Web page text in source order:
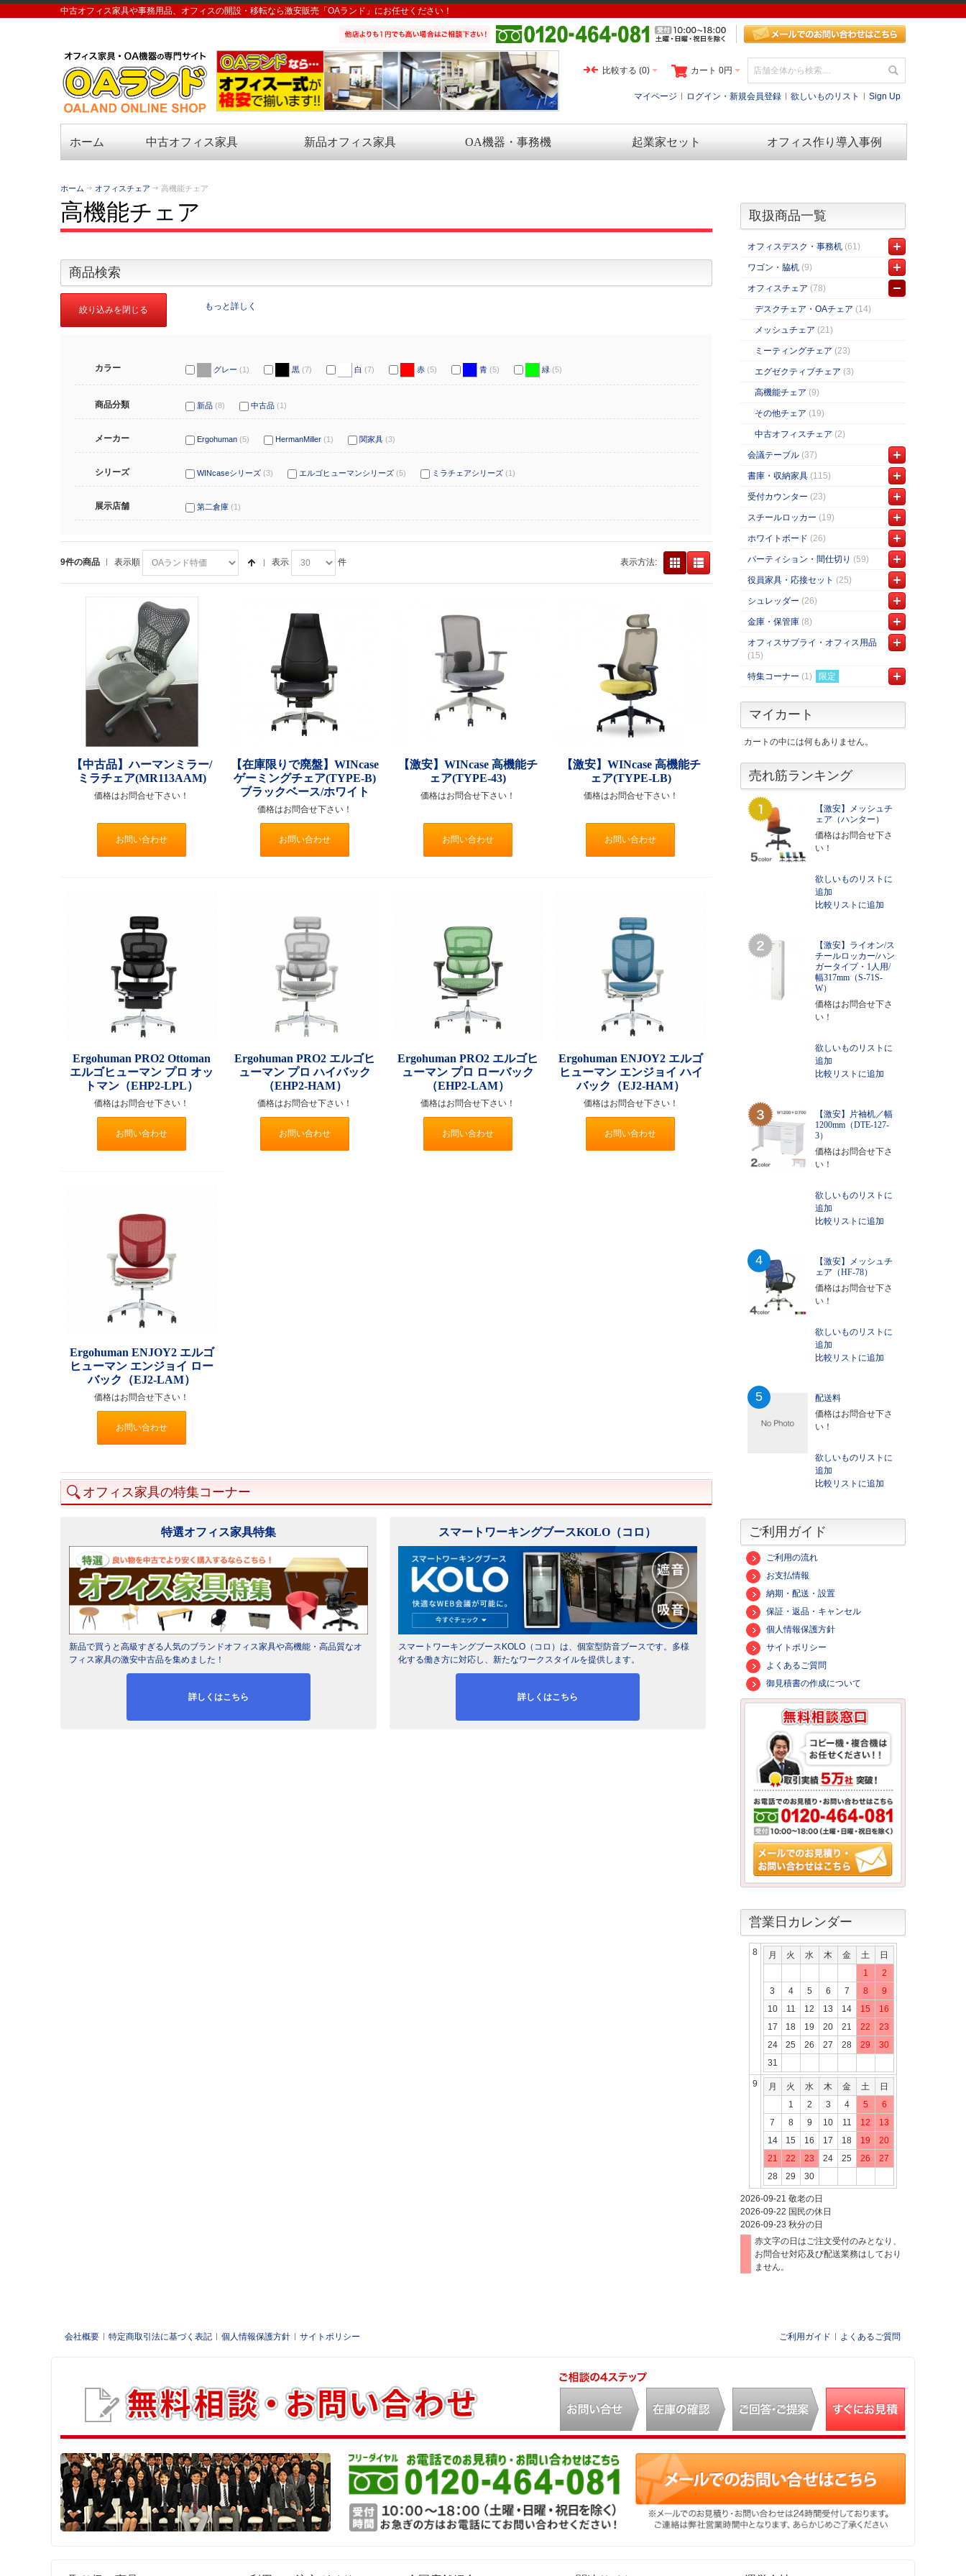
中古オフィス家具や事務用品、オフィスの開設・移転なら激安販売「OAランド」にお任せください！
カート 0円
比較する (0)
マイページ ログイン・新規会員登録 欲しいものリスト Sign Up
ホーム 中古オフィス家具 新品オフィス家具 OA機器・事務機 起業家セット オフィス作り導入事例
ホーム オフィスチェア 高機能チェア
高機能チェア
商品検索
絞り込みを閉じる もっと詳しく
カラー グレー (1) 黒 (7) 白 (7) 赤 (5) 青 (5) 緑 (5)
商品分類 新品 (8) 中古品 (1)
メーカー Ergohuman (5) HermanMiller (1) 関家具 (3)
シリーズ WINcaseシリーズ (3) エルゴヒューマンシリーズ (5) ミラチェアシリーズ (1)
展示店舗 第二倉庫 (1)
9件の商品 表示順 表示 件 表示方法:
【中古品】ハーマンミラー/
ミラチェア(MR113AAM)
価格はお問合せ下さい！
お問い合わせ
【在庫限りで廃盤】WINcase
ゲーミングチェア(TYPE-B)
ブラックベース/ホワイト
価格はお問合せ下さい！
お問い合わせ
【激安】WINcase 高機能チ
ェア(TYPE-43)
価格はお問合せ下さい！
お問い合わせ
【激安】WINcase 高機能チ
ェア(TYPE-LB)
価格はお問合せ下さい！
お問い合わせ
Ergohuman PRO2 Ottoman
エルゴヒューマン プロ オッ
トマン（EHP2-LPL）
価格はお問合せ下さい！
お問い合わせ
Ergohuman PRO2 エルゴヒ
ューマン プロ ハイバック
（EHP2-HAM）
価格はお問合せ下さい！
お問い合わせ
Ergohuman PRO2 エルゴヒ
ューマン プロ ローバック
（EHP2-LAM）
価格はお問合せ下さい！
お問い合わせ
Ergohuman ENJOY2 エルゴ
ヒューマン エンジョイ ハイ
バック（EJ2-HAM）
価格はお問合せ下さい！
お問い合わせ
Ergohuman ENJOY2 エルゴ
ヒューマン エンジョイ ロー
バック（EJ2-LAM）
価格はお問合せ下さい！
お問い合わせ
オフィス家具の特集コーナー
特選オフィス家具特集
新品で買うと高級すぎる人気のブランドオフィス家具や高機能・高品質なオ
フィス家具の激安中古品を集めました！
詳しくはこちら
スマートワーキングブースKOLO（コロ）
スマートワーキングブースKOLO（コロ）は、個室型防音ブースです。多様
化する働き方に対応し、新たなワークスタイルを提供します。
詳しくはこちら
取扱商品一覧
オフィスデスク・事務机(61)
ワゴン・脇机(9)
オフィスチェア (78)
デスクチェア・OAチェア (14)
メッシュチェア (21)
ミーティングチェア (23)
エグゼクティブチェア (3)
高機能チェア (9)
その他チェア (19)
中古オフィスチェア (2)
会議テーブル(37)
書庫・収納家具(115)
受付カウンター (23)
スチールロッカー (19)
ホワイトボード (26)
パーティション・間仕切り (59)
役員家具・応接セット (25)
シュレッダー (26)
金庫・保管庫(8)
オフィスサプライ・オフィス用品
(15)
特集コーナー (1) 限定
マイカート
カートの中には何もありません。
売れ筋ランキング
【激安】メッシュチ
ェア（ハンター）
価格はお問合せ下さ
い！
欲しいものリストに
追加
比較リストに追加
【激安】ライオン/ス
チールロッカー/ハン
ガータイプ・1人用/
幅317mm（S-71S-
W）
価格はお問合せ下さ
い！
欲しいものリストに
追加
比較リストに追加
【激安】片袖机／幅
1200mm（DTE-127-
3）
価格はお問合せ下さ
い！
欲しいものリストに
追加
比較リストに追加
4
【激安】メッシュチ
ェア（HF-78）
価格はお問合せ下さ
い！
欲しいものリストに
追加
比較リストに追加
5
配送料
価格はお問合せ下さ
い！
欲しいものリストに
追加
比較リストに追加
ご利用ガイド
ご利用の流れ
お支払情報
納期・配送・設置
保証・返品・キャンセル
個人情報保護方針
サイトポリシー
よくあるご質問
御見積書の作成について
営業日カレンダー
8 月 火 水 木 金 土
日
1
2
3
4 5 6 7 8
9
10
11 12 13 14 15
16
17
18 19 20 21 22
23
24
25 26 27 28 29
30
31
9 月 火 水 木 金 土
日
1
2 3 4 5
6
7
8 9 10 11 12
13
14
15 16 17 18 19
20
21
22 23 24 25 26
27
28
29 30
2026-09-21 敬老の日
2026-09-22 国民の休日
2026-09-23 秋分の日
赤文字の日はご注文受付のみとなり、
お問合せ対応及び配送業務はしており
ません。
会社概要 特定商取引法に基づく表記 個人情報保護方針 サイトポリシー ご利用ガイド よくあるご質問